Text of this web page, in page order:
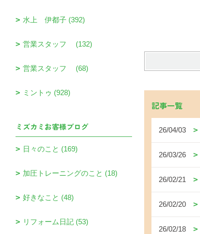
記事一覧
26/04/03
26/03/26
26/02/21
26/02/20
26/02/18
水上 伊都子 (392)
営業スタッフ (132)
営業スタッフ (68)
ミントゥ (928)
ミズカミお客様ブログ
日々のこと (169)
加圧トレーニングのこと (18)
好きなこと (48)
リフォーム日記 (53)